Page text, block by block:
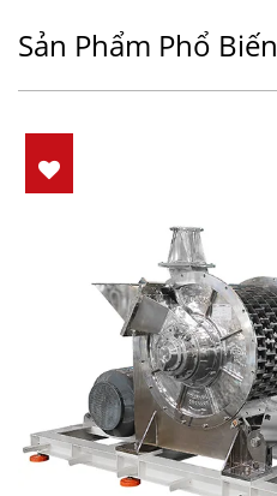
Sản Phẩm Phổ Biến